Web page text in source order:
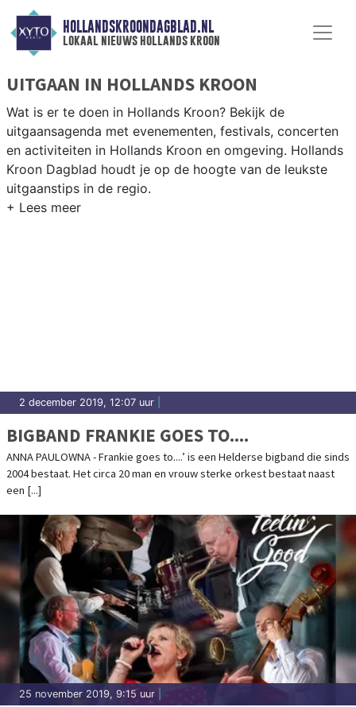
HOLLANDSKROONDAGBLAD.NL
lokaal nieuws hollands kroon
UITGAAN IN HOLLANDS KROON
Wat is er te doen in Hollands Kroon? Bekijk de
uitgaansagenda met evenementen, festivals, concerten
en activiteiten in Hollands Kroon en omgeving. Hollands
Kroon Dagblad houdt je op de hoogte van de leukste
uitgaanstips in de regio.
2 december 2019, 12:07 uur
BIGBAND FRANKIE GOES TO....
ANNA PAULOWNA - Frankie goes to....’ is een Helderse bigband die sinds
2004 bestaat. Het circa 20 man en vrouw sterke orkest bestaat naast
een [...]
25 november 2019, 9:15 uur